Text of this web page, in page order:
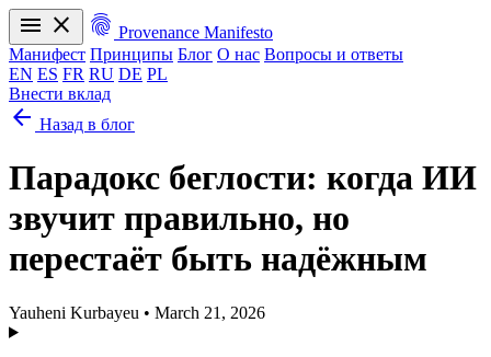
menu close fingerprint Provenance Manifesto
Манифест Принципы Блог О нас Вопросы и ответы
EN ES FR RU DE PL
Внести вклад
Манифест
ES FR RU DE
arrow_back Назад в блог
Парадокс беглости: когда ИИ
звучит правильно, но
перестаёт быть надёжным
Yauheni Kurbayeu • March 21, 2026